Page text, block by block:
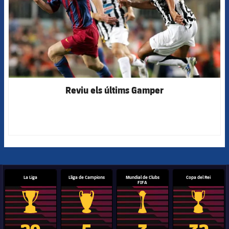
Reviu els últims Gamper
La Liga
Trofeu de la Liga
Lliga de Campions
Trofeu de la Lliga de Campions
Mundial de Clubs
FIFA
Trofeu del Mundial de Clubs
Copa del Rei
Copa del